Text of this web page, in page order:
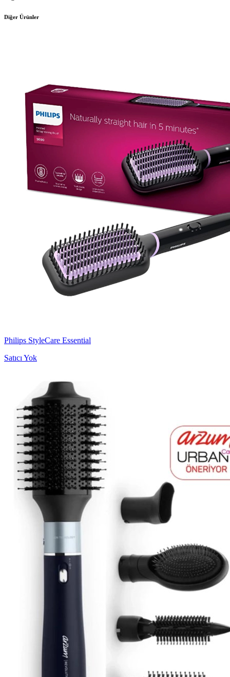
Diğer Ürünler
Philips StyleCare Essential
Satıcı Yok